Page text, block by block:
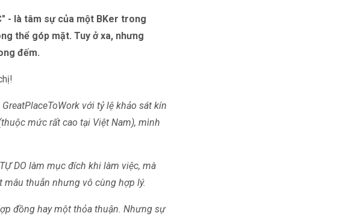
- là tâm sự của một BKer trong
thể góp mặt. Tuy ở xa, nhưng
đếm.
với tỷ lệ khảo sát kín
mức rất cao tại Việt Nam), mình
DO làm mục đích khi làm việc, mà
mâu thuẫn nhưng vô cùng hợp lý.
đồng hay một thỏa thuận. Nhưng sự